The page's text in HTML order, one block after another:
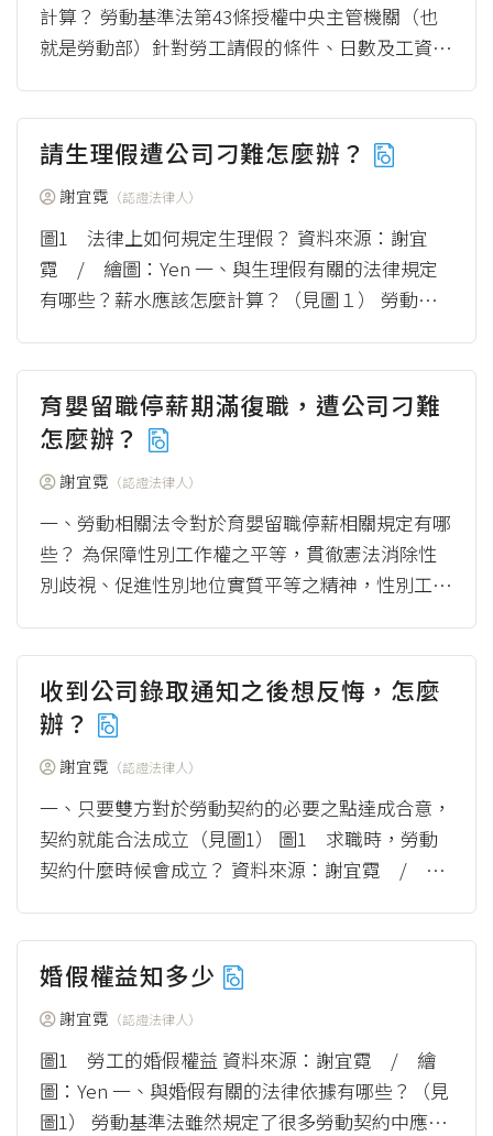
計算？ 勞動基準法第43條授權中央主管機關（也
就是勞動部）針對勞工請假的條件、日數及工資給
請生理假遭公司刁難怎麼辦？
謝宜霓 （認證法律人）
圖1 法律上如何規定生理假？ 資料來源：謝宜
霓 / 繪圖：Yen 一、與生理假有關的法律規定
有哪些？薪水應該怎麼計算？（見圖１） 勞動基
育嬰留職停薪期滿復職，遭公司刁難
怎麼辦？
謝宜霓 （認證法律人）
一、勞動相關法令對於育嬰留職停薪相關規定有哪
些？ 為保障性別工作權之平等，貫徹憲法消除性
別歧視、促進性別地位實質平等之精神，性別工作
收到公司錄取通知之後想反悔，怎麼
辦？
謝宜霓 （認證法律人）
一、只要雙方對於勞動契約的必要之點達成合意，
契約就能合法成立（見圖1） 圖1 求職時，勞動
契約什麼時候會成立？ 資料來源：謝宜霓 / 繪
婚假權益知多少
謝宜霓 （認證法律人）
圖1 勞工的婚假權益 資料來源：謝宜霓 / 繪
圖：Yen 一、與婚假有關的法律依據有哪些？（見
圖1） 勞動基準法雖然規定了很多勞動契約中應該